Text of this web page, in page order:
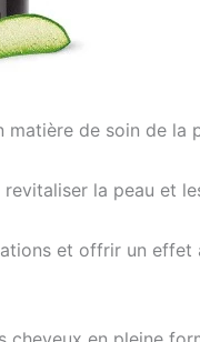
de soin de la
la peau et
et offrir un